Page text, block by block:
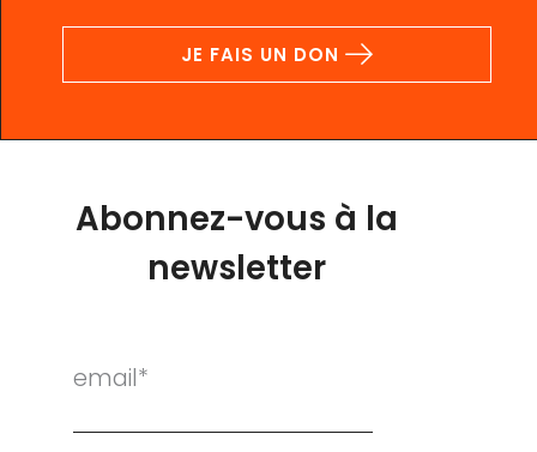
JE FAIS UN DON
Abonnez-vous à la
newsletter
email*